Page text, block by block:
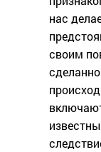
нас
своим